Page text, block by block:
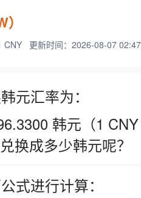
CNY 更新时间：2026-08-07
元汇率为：
韩元（1
换成多少韩元呢？
式进行计算：